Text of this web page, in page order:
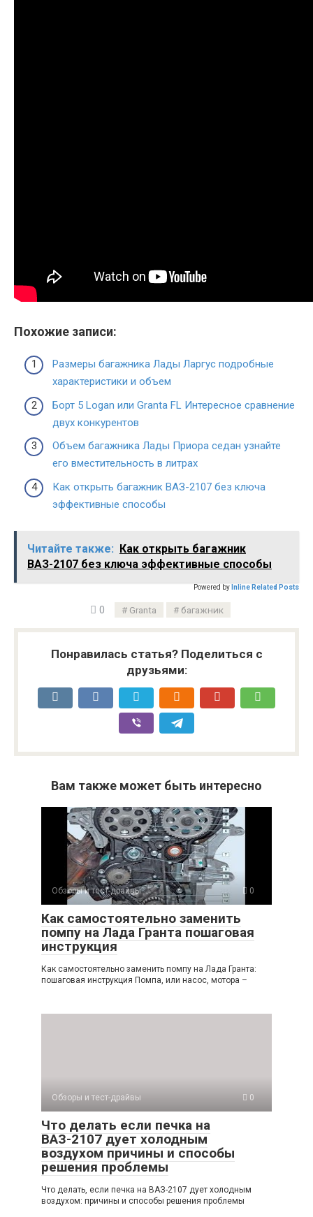
Похожие записи:
Размеры багажника Лады Ларгус подробные
характеристики и объем
Борт 5 Logan или Granta FL Интересное сравнение
двух конкурентов
Объем багажника Лады Приора седан узнайте
его вместительность в литрах
Как открыть багажник ВАЗ-2107 без ключа
эффективные способы
Читайте также: Как открыть багажник
ВАЗ-2107 без ключа эффективные способы
Powered by Inline Related Posts
0 Granta багажник
Понравилась статья? Поделиться с
друзьями:
Вам также может быть интересно
Обзоры и тест-драйвы 0
Как самостоятельно заменить
помпу на Лада Гранта пошаговая
инструкция
Как самостоятельно заменить помпу на Лада Гранта:
пошаговая инструкция Помпа, или насос, мотора –
Обзоры и тест-драйвы 0
Что делать если печка на
ВАЗ-2107 дует холодным
воздухом причины и способы
решения проблемы
Что делать, если печка на ВАЗ-2107 дует холодным
воздухом: причины и способы решения проблемы